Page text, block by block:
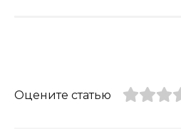
Оцените статью